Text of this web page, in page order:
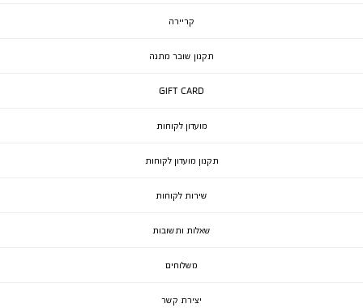
קריירה
תקנון שובר מתנה
GIFT CARD
מועדון לקוחות
תקנון מועדון לקוחות
שירות לקוחות
שאלות ותשובות
משלוחים
יצירת קשר